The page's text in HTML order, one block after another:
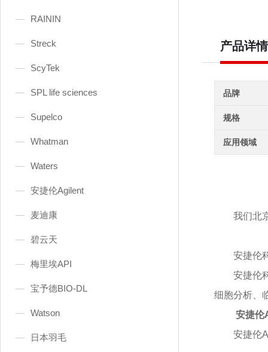
RAININ
Streck
ScyTek
SPL life sciences
Supelco
Whatman
Waters
安捷伦Agilent
麦迪康
碧云天
梅里埃API
宝予德BIO-DL
Watson
日本羽毛
产品详情
品牌
规格
应用领域
我们北
安捷伦
安捷伦
细胞分析、
安捷伦
安捷伦